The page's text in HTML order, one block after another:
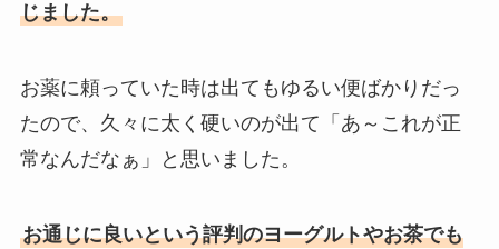
じました。
お薬に頼っていた時は出てもゆるい便ばかりだっ
たので、久々に太く硬いのが出て「あ～これが正
常なんだなぁ」と思いました。
お通じに良いという評判のヨーグルトやお茶でも